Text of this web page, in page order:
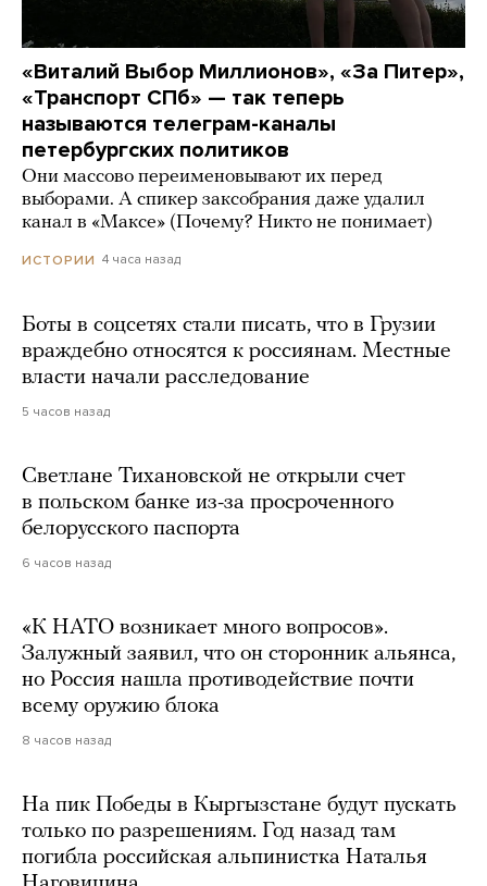
«Виталий Выбор Миллионов», «За Питер»,
«Транспорт СПб» — так теперь
называются телеграм-каналы
петербургских политиков
Они массово переименовывают их перед
выборами. А спикер заксобрания даже удалил
канал в «Максе» (Почему? Никто не понимает)
ИСТОРИИ 4 часа назад
Боты в соцсетях стали писать, что в Грузии
враждебно относятся к россиянам. Местные
власти начали расследование
5 часов назад
Светлане Тихановской не открыли счет
в польском банке из-за просроченного
белорусского паспорта
6 часов назад
«К НАТО возникает много вопросов».
Залужный заявил, что он сторонник альянса,
но Россия нашла противодействие почти
всему оружию блока
8 часов назад
На пик Победы в Кыргызстане будут пускать
только по разрешениям. Год назад там
погибла российская альпинистка Наталья